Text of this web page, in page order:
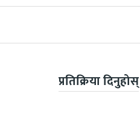
प्रतिक्रिया दिनुहोस्